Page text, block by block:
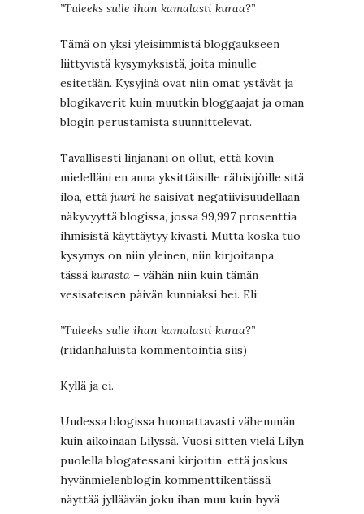
”Tuleeks sulle ihan kamalasti kuraa?”
Tämä on yksi yleisimmistä bloggaukseen
liittyvistä kysymyksistä, joita minulle
esitetään. Kysyjinä ovat niin omat ystävät ja
blogikaverit kuin muutkin bloggaajat ja oman
blogin perustamista suunnittelevat.
Tavallisesti linjanani on ollut, että kovin
mielelläni en anna yksittäisille rähisijöille sitä
iloa, että juuri he saisivat negatiivisuudellaan
näkyvyyttä blogissa, jossa 99,997 prosenttia
ihmisistä käyttäytyy kivasti. Mutta koska tuo
kysymys on niin yleinen, niin kirjoitanpa
tässä kurasta – vähän niin kuin tämän
vesisateisen päivän kunniaksi hei. Eli:
”Tuleeks sulle ihan kamalasti kuraa?”
(riidanhaluista kommentointia siis)
Kyllä ja ei.
Uudessa blogissa huomattavasti vähemmän
kuin aikoinaan Lilyssä. Vuosi sitten vielä Lilyn
puolella blogatessani kirjoitin, että joskus
hyvänmielenblogin kommenttikentässä
näyttää jylläävän joku ihan muu kuin hyvä